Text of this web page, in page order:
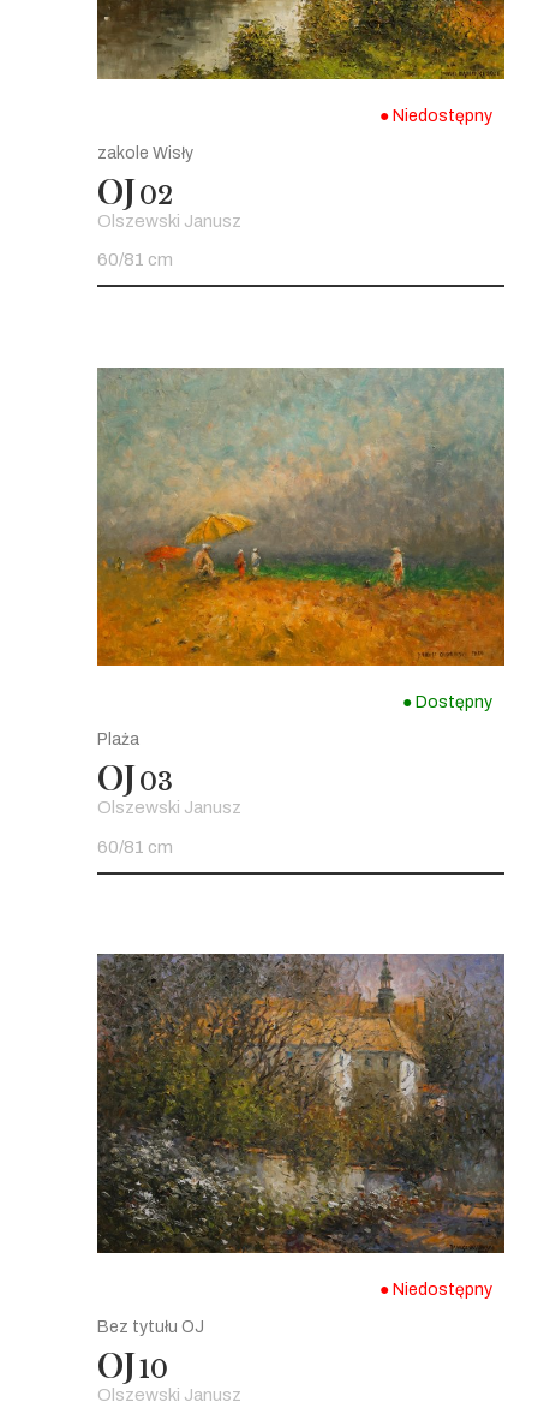
● Niedostępny
zakole Wisły
OJ02
Olszewski Janusz
60/81 cm
● Dostępny
Plaża
OJ03
Olszewski Janusz
60/81 cm
● Niedostępny
Bez tytułu OJ
OJ10
Olszewski Janusz